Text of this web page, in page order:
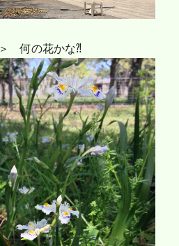
＞ 何の花かな⁈